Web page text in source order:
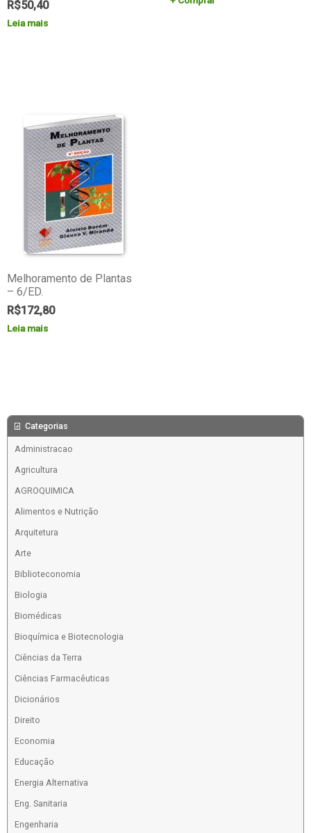
R$50,40
Leia mais
Melhoramento de Plantas
– 6/ED.
R$172,80
Leia mais
Categorias
Administracao
Agricultura
AGROQUIMICA
Alimentos e Nutrição
Arquitetura
Arte
Biblioteconomia
Biologia
Biomédicas
Bioquímica e Biotecnologia
Ciências da Terra
Ciências Farmacêuticas
Dicionários
Direito
Economia
Educação
Energia Alternativa
Eng. Sanitaria
Engenharia